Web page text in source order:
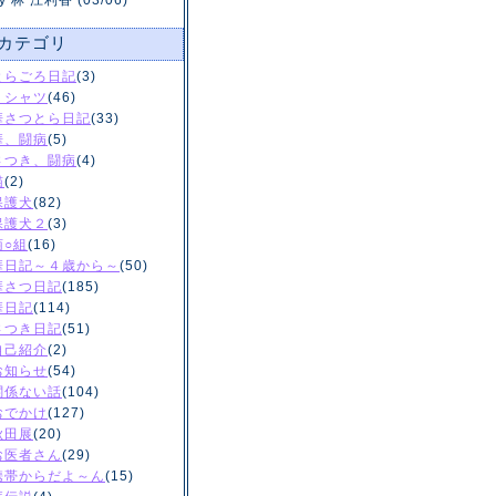
テゴリ
らごろ日記(3)
シャツ(46)
さつとら日記(33)
、闘病(5)
つき、闘病(4)
(2)
護犬(82)
護犬２ (3)
○組 (16)
日記～４歳から～ (50)
さつ日記(185)
日記(114)
つき日記(51)
己紹介(2)
知らせ(54)
係ない話(104)
でかけ(127)
田展(20)
医者さん(29)
帯からだよ～ん(15)